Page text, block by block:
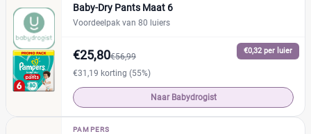
Bol
▼ +6 meer
Baby-Dry Pants Maat 6
Voordeelpak van 80 luiers
€0,32 per luier
€25,80€56,99
€31,19 korting (55%)
Naar Babydrogist
PAMPERS